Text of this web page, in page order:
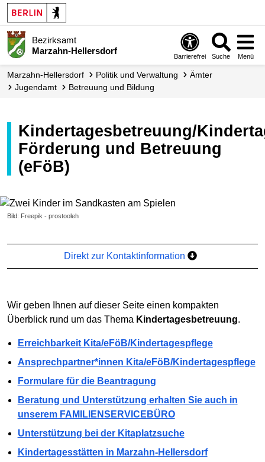
Bezirksamt
Marzahn-Hellersdorf
Barrierefrei Suche Menü
Marzahn-Hellersdorf Politik und Verwaltung
Ämter
Jugendamt
Betreuung und Bildung
Kindertagesbetreuung/Kindertagespflege/ergänzende
Förderung und Betreuung
(eFöB)
Bild: Freepik - prostooleh
Direkt zur Kontaktinformation
Wir geben Ihnen auf dieser Seite einen kompakten
Überblick rund um das Thema Kindertagesbetreuung.
Erreichbarkeit Kita/eFöB/Kindertagespflege
Ansprechpartner*innen Kita/eFöB/Kindertagespflege
Formulare für die Beantragung
Beratung und Unterstützung erhalten Sie auch in
unserem FAMILIENSERVICEBÜRO
Unterstützung bei der Kitaplatzsuche
Kindertagesstätten in Marzahn-Hellersdorf